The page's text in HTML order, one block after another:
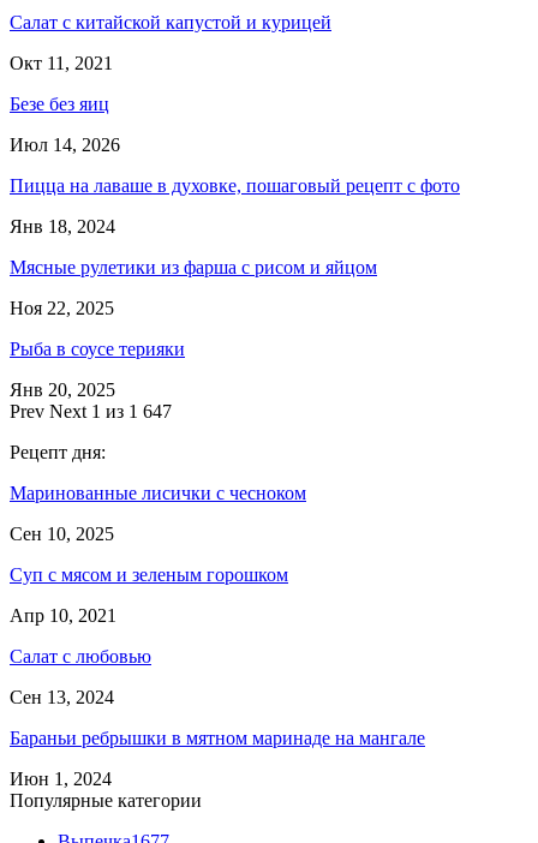
Салат с китайской капустой и курицей
Окт 11, 2021
Безе без яиц
Июл 14, 2026
Пицца на лаваше в духовке, пошаговый рецепт с фото
Янв 18, 2024
Мясные рулетики из фарша с рисом и яйцом
Ноя 22, 2025
Рыба в соусе терияки
Янв 20, 2025
Prev Next 1 из 1 647
Рецепт дня:
Маринованные лисички с чесноком
Сен 10, 2025
Суп с мясом и зеленым горошком
Апр 10, 2021
Салат с любовью
Сен 13, 2024
Бараньи ребрышки в мятном маринаде на мангале
Июн 1, 2024
Популярные категории